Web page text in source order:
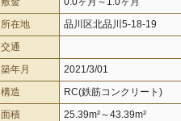
所在地
品川区北品川5-18-19
交通
築年月
2021/3/01
構造
RC(鉄筋コンクリート)
面積
25.39m²～43.39m²